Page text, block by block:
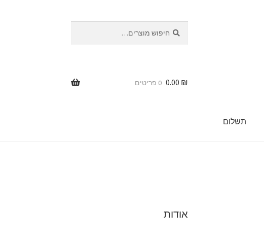
עבור:
תשלום
₪ 0 פריטים
אודות